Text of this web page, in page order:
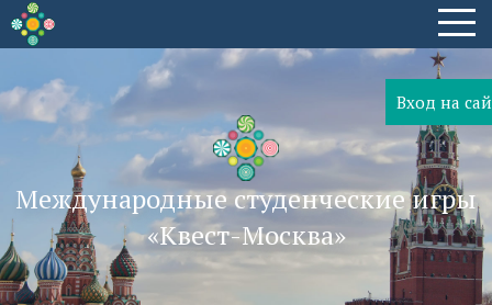
Международные студенческие игры
«Квест-Москва»
Вход на